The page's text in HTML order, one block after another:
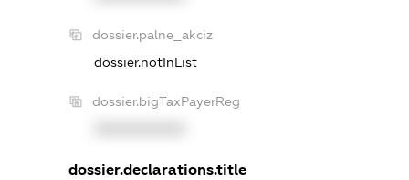
dossier.palne_akciz
dossier.notInList
dossier.bigTaxPayerReg
dossier.declarations.title